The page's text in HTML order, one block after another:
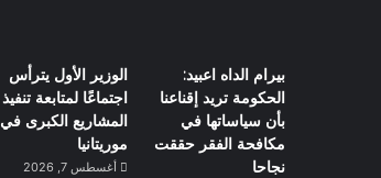
بيرام الداه اعبيد:
الحكومة تريد إقناعنا
بأن سياساتها في
مكافحة الفقر حققت
نجاحا
الوزير الأول يترأس
اجتماعًا لمتابعة تنفيذ
المشاريع الكبرى في
موريتانيا
أغسطس 7, 2026